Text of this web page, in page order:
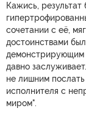
Кажись,
сочетании с её,
достоинствами
демонстрирующим
давно
не лишним
исполнителя с
миром".